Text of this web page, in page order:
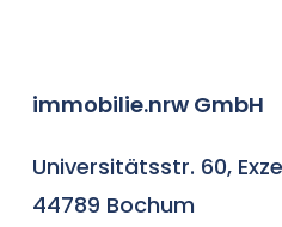
immobilie.nrw GmbH
Universitätsstr. 60,
44789 Bochum